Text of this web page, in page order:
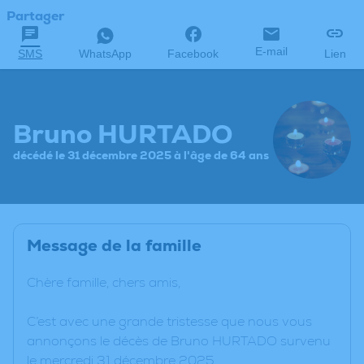
Partager
SMS WhatsApp Facebook E-mail Lien
Bruno HURTADO
décédé le 31 décembre 2025 à l'âge de 64 ans
Message de la famille
Chère famille, chers amis,
C’est avec une grande tristesse que nous vous
annonçons le décès de Bruno HURTADO survenu